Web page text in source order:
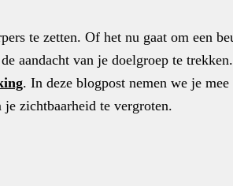
te zetten. Of het nu gaat om een
aandacht van je doelgroep te trekken.
. In deze blogpost nemen we je
zichtbaarheid te vergroten.